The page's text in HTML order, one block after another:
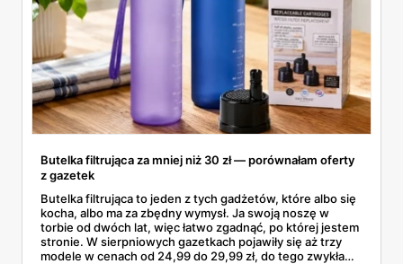
Butelka filtrująca za mniej niż 30 zł — porównałam oferty
z gazetek
Butelka filtrująca to jeden z tych gadżetów, które albo się
kocha, albo ma za zbędny wymysł. Ja swoją noszę w
torbie od dwóch lat, więc łatwo zgadnąć, po której jestem
stronie. W sierpniowych gazetkach pojawiły się aż trzy
modele w cenach od 24,99 do 29,99 zł, do tego zwykła